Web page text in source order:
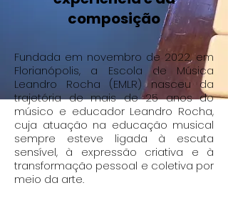
composição
Fundada em novembro de 2022, em
Florianópolis, a Escola de Música
Leandro Rocha (EMLR) nasceu da
trajetória de mais de 25 anos do
músico e educador Leandro Rocha,
cuja atuação na educação musical
sempre esteve ligada à escuta
sensível, à expressão criativa e à
transformação pessoal e coletiva por
meio da arte.